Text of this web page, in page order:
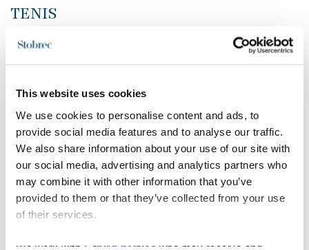
This website uses cookies
We use cookies to personalise content and ads, to
provide social media features and to analyse our traffic.
We also share information about your use of our site with
our social media, advertising and analytics partners who
may combine it with other information that you’ve
provided to them or that they’ve collected from your use
of their services.
We work with 5 third parties who may receive and
TENIS
Tenis u Stobreču – sport koji se igra cijele godine
Stobreč ima dugu sportsku tradiciju i tenis je važan
Zahvaljujući blagoj mediteranskoj klimi i...
JAHANJE
Jahanje u Stobreču – konjički doživljaj Dalmacije